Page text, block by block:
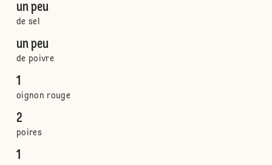
un peu
de sel
un peu
de poivre
1
oignon rouge
2
poires
1